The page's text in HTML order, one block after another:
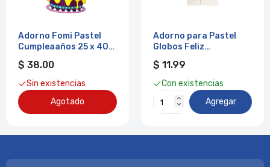
Adorno Fomi Pastel
Cumpleaaños 25 x 40
$ 38.00
Sin existencias
Agotado
Adorno para Pastel
Globos Feliz
$ 11.99
Con existencias
Agregar